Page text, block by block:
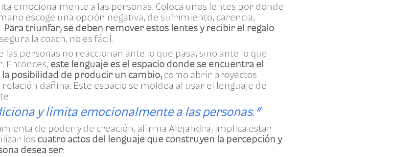
emocionalmente a las personas. Coloca unos lentes por donde
escoge una opción negativa, de sufrimiento, carencia,
Para triunfar, se deben remover estos lentes y recibir el regalo
la coach, no es fácil.
las personas no reaccionan ante lo que pasa, sino ante lo que
Entonces, este lenguaje es el espacio donde se encuentra el
posibilidad de producir un cambio, como abrir proyectos
dañina. Este espacio se moldea al usar el lenguaje de
y limita emocionalmente a las personas.”
de poder y de creación, afirma Alejandra, implica estar
los cuatro actos del lenguaje que construyen la percepción y
desea ser: